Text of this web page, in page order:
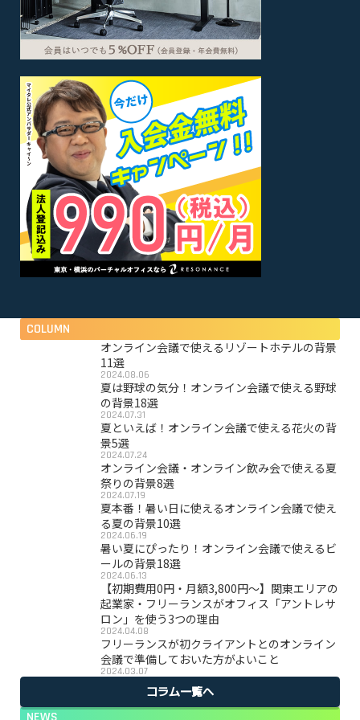
COLUMN
オンライン会議で使えるリゾートホテルの背景
11選
2024.08.06
夏は野球の気分！オンライン会議で使える野球
の背景18選
2024.07.31
夏といえば！オンライン会議で使える花火の背
景5選
2024.07.24
オンライン会議・オンライン飲み会で使える夏
祭りの背景8選
2024.07.19
夏本番！暑い日に使えるオンライン会議で使え
る夏の背景10選
2024.06.19
暑い夏にぴったり！オンライン会議で使えるビ
ールの背景18選
2024.06.13
【初期費用0円・月額3,800円〜】関東エリアの
起業家・フリーランスがオフィス「アントレサ
ロン」を使う3つの理由
2024.04.08
フリーランスが初クライアントとのオンライン
会議で準備しておいた方がよいこと
2024.03.07
コラム一覧へ